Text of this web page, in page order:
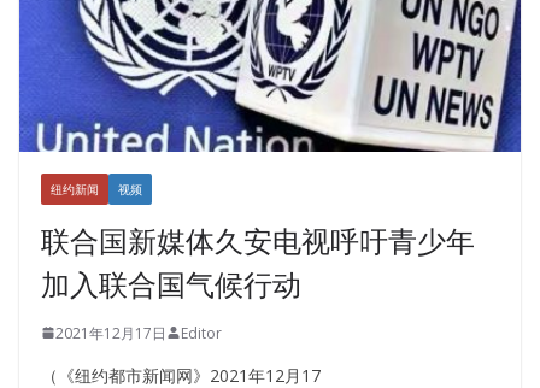
纽约新闻 视频
联合国新媒体久安电视呼吁青少年
加入联合国气候行动
2021年12月17日 Editor
（《纽约都市新闻网》2021年12月17